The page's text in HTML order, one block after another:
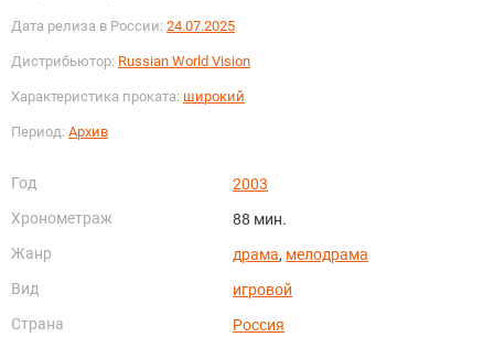
Дата релиза в России: 24.07.2025
Дистрибьютор: Russian World Vision
Характеристика проката: широкий
Период: Архив
Год
2003
Хронометраж
88 мин.
Жанр
драма, мелодрама
Вид
игровой
Страна
Россия